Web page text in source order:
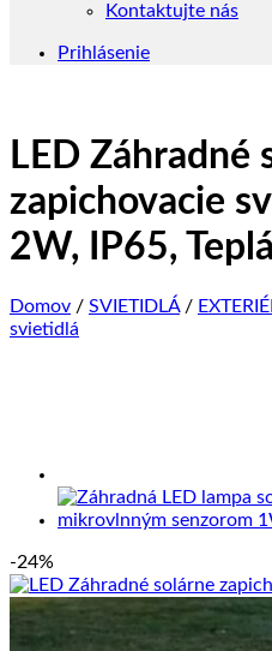
Kontaktujte nás
Prihlásenie
LED Záhradné
zapichovacie
2W, IP65,
Domov / SVIETIDLÁ /
svietidlá
-24%